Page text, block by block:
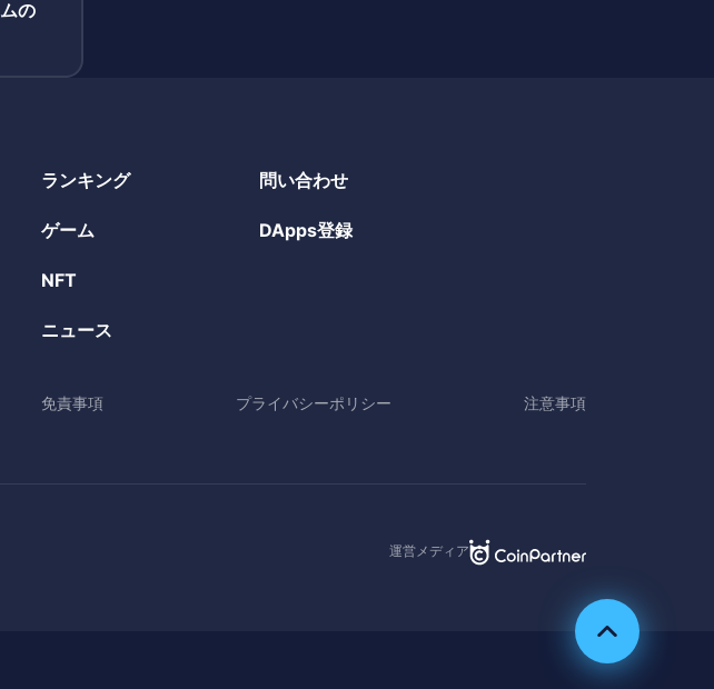
の
ランキング
ゲーム
NFT
ニュース
問い合わせ
DApps登録
免責事項 プライバシーポリシー 注意事項
運営メディア